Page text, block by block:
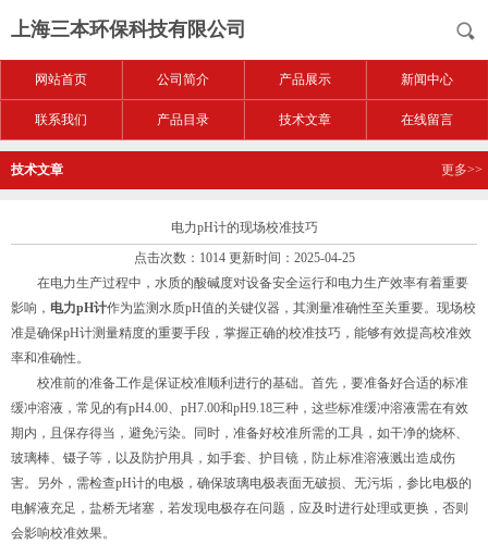
上海三本环保科技有限公司
网站首页 公司简介 产品展示 新闻中心
联系我们 产品目录 技术文章 在线留言
技术文章 更多>>
电力pH计的现场校准技巧
点击次数：1014 更新时间：2025-04-25
在电力生产过程中，水质的酸碱度对设备安全运行和电力生产效率有着重要
影响， 电力pH计作为监测水质pH值的关键仪器，其测量准确性至关重要。现场校
准是确保pH计测量精度的重要手段，掌握正确的校准技巧，能够有效提高校准效
率和准确性。
校准前的准备工作是保证校准顺利进行的基础。首先，要准备好合适的标准
缓冲溶液，常见的有pH4.00、pH7.00和pH9.18三种，这些标准缓冲溶液需在有效
期内，且保存得当，避免污染。同时，准备好校准所需的工具，如干净的烧杯、
玻璃棒、镊子等，以及防护用具，如手套、护目镜，防止标准溶液溅出造成伤
害。另外，需检查pH计的电极，确保玻璃电极表面无破损、无污垢，参比电极的
电解液充足，盐桥无堵塞，若发现电极存在问题，应及时进行处理或更换，否则
会影响校准效果。